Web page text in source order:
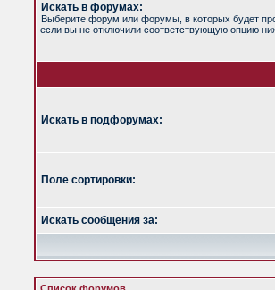
Искать в форумах:
Выберите форум или форумы, в которых будет
если вы не отключили соответствующую опцию
Искать в подфорумах:
Поле сортировки:
Искать сообщения за: